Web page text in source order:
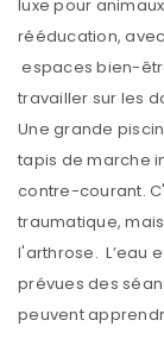
luxe pour
rééducation,
espaces bien-
travailler sur les
Une grande
tapis de marche
contre-courant.
traumatique,
l'arthrose. L’eau
prévues des
peuvent